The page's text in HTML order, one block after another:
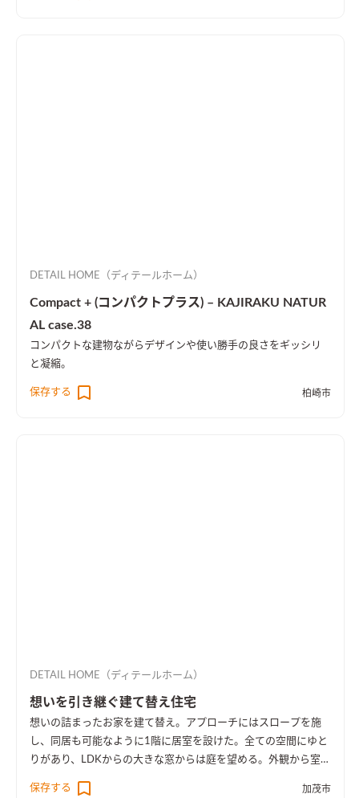
DETAIL HOME（ディテールホーム）
Compact + (コンパクトプラス) – KAJIRAKU NATUR
AL case.38
コンパクトな建物ながらデザインや使い勝手の良さをギッシリ
と凝縮。
保存する 柏崎市
DETAIL HOME（ディテールホーム）
想いを引き継ぐ建て替え住宅
想いの詰まったお家を建て替え。アプローチにはスロープを施
し、同居も可能なように1階に居室を設けた。全ての空間にゆと
りがあり、LDKからの大きな窓からは庭を望める。外観から室内
保存する
加茂市